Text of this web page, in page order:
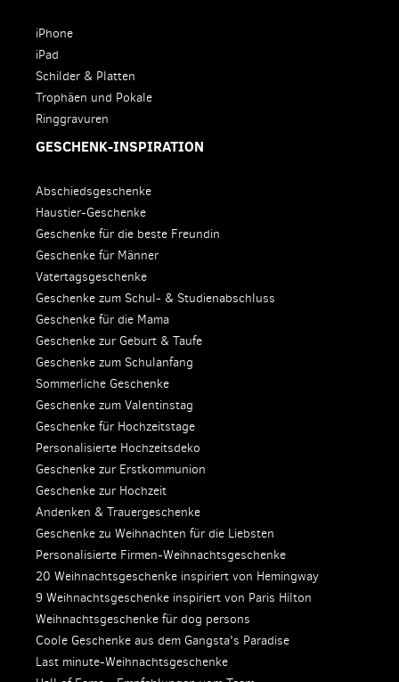
iPhone
iPad
Schilder & Platten
Trophäen und Pokale
Ringgravuren
GESCHENK-INSPIRATION
Abschiedsgeschenke
Haustier-Geschenke
Geschenke für die beste Freundin
Geschenke für Männer
Vatertagsgeschenke
Geschenke zum Schul- & Studienabschluss
Geschenke für die Mama
Geschenke zur Geburt & Taufe
Geschenke zum Schulanfang
Sommerliche Geschenke
Geschenke zum Valentinstag
Geschenke für Hochzeitstage
Personalisierte Hochzeitsdeko
Geschenke zur Erstkommunion
Geschenke zur Hochzeit
Andenken & Trauergeschenke
Geschenke zu Weihnachten für die Liebsten
Personalisierte Firmen-Weihnachtsgeschenke
20 Weihnachtsgeschenke inspiriert von Hemingway
9 Weihnachtsgeschenke inspiriert von Paris Hilton
Weihnachtsgeschenke für dog persons
Coole Geschenke aus dem Gangsta's Paradise
Last minute-Weihnachtsgeschenke